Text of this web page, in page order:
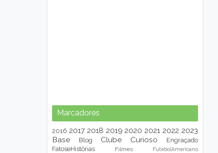
Marcadores
2016 2017 2018 2019 2020 2021 2022 2023
Base
Blog Clube Curioso
Engraçado
FatoseHistórias
Filmes FutebolAmericano